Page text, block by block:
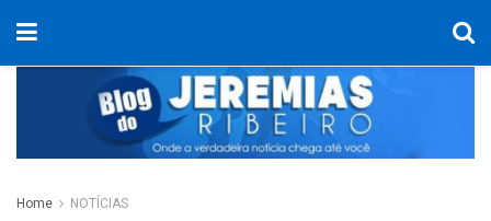
Home NOTÍCIAS